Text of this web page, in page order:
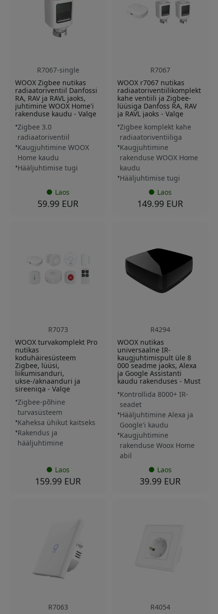
R7067-single
WOOX Zigbee nutikas
radiaatoriventiil Danfossi
RA, RAV ja RAVL jaoks,
juhtimine WOOX Home'i
rakenduse kaudu - Valge
Zigbee 3.0
radiaatoriventiil
Kaugjuhtimine WOOX
Home kaudu
Hääljuhtimise tugi
Laos
59.99 EUR
R7067
WOOX r7067 nutikas
radiaatoriventiilikomplekt
kahe ventiili ja Zigbee-
lüüsiga Danfoss RA, RAV
ja RAVL jaoks - Valge
Zigbee komplekt kahe
radiaatoriventiiliga
Kaugjuhtimine
rakenduse WOOX Home
kaudu
Hääljuhtimise tugi
Laos
149.99 EUR
R7073
WOOX turvakomplekt Pro
nutikas
koduhäiresüsteem
Zigbee, lüüsi,
liikumisanduri,
ukse-/aknaanduri ja
sireeniga - Valge
Zigbee-põhine
turvasüsteem
Kaheksa ühikut kaitseks
Rakendus ja
hääljuhtimine
Laos
159.99 EUR
R4294
WOOX nutikas
universaalne IR-
kaugjuhtimispult üle 8
000 seadme jaoks, Alexa
ja Google Assistanti
kaudu rakenduses - Must
Kontrollida 8000+ IR-
seadet
Hääljuhtimine Alexa ja
Google'i kaudu
Kaugjuhtimine
rakenduse Woox Home
abil
Laos
39.99 EUR
R7063
R4054